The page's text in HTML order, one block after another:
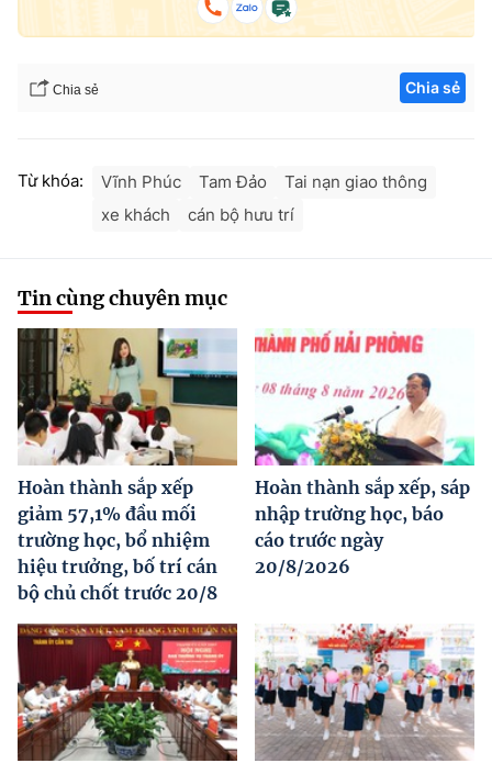
Chia sẻ Chia sẻ
Từ khóa: Vĩnh Phúc Tam Đảo
Tai nạn giao thông
xe khách
cán bộ hưu trí
Tin cùng chuyên mục
Hoàn thành sắp xếp
giảm 57,1% đầu mối
trường học, bổ nhiệm
hiệu trưởng, bố trí cán
bộ chủ chốt trước 20/8
Hoàn thành sắp xếp, sáp
nhập trường học, báo
cáo trước ngày
20/8/2026